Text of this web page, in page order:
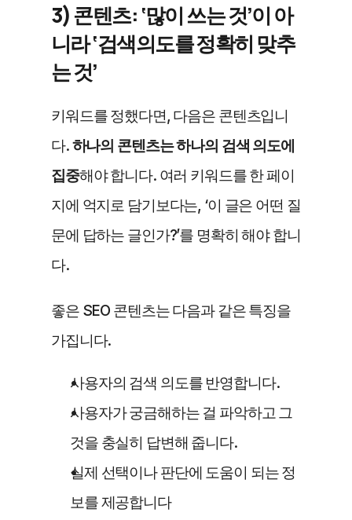
3) 콘텐츠: ‘많이 쓰는 것’이 아
니라 ‘검색의도를 정확히 맞추
는 것’
키워드를 정했다면, 다음은 콘텐츠입니
다. 하나의 콘텐츠는 하나의 검색 의도에
집중해야 합니다. 여러 키워드를 한 페이
지에 억지로 담기보다는, ‘이 글은 어떤 질
문에 답하는 글인가?’를 명확히 해야 합니
다.
좋은 SEO 콘텐츠는 다음과 같은 특징을
가집니다.
사용자의 검색 의도를 반영합니다.
사용자가 궁금해하는 걸 파악하고 그
것을 충실히 답변해 줍니다.
실제 선택이나 판단에 도움이 되는 정
보를 제공합니다